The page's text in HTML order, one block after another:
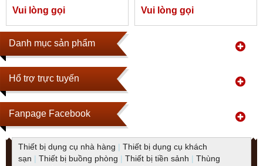
Danh mục sản phẩm
Hổ trợ trực tuyến
Fanpage Facebook
Vui lòng gọi Vui lòng gọi
Thiết bị dụng cụ nhà hàng | Thiết bị dụng cụ khách
sạn | Thiết bị buồng phòng | Thiết bị tiền sảnh | Thùng